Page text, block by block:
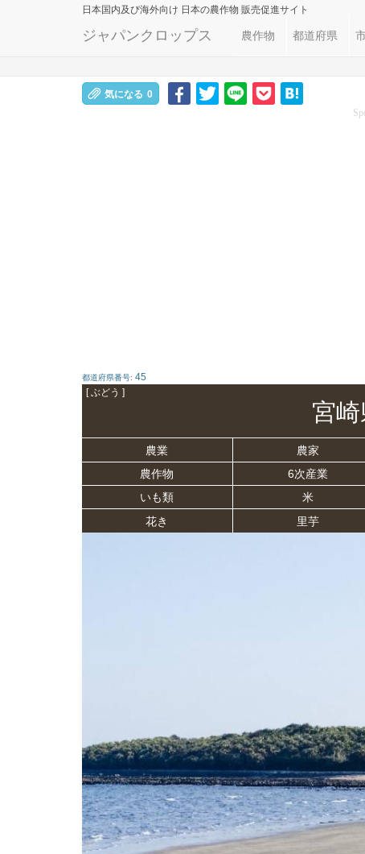
日本国内及び海外向け 日本の農作物 販売促進サイト
ジャパンクロップス 農作物 都道府県
気になる 0
都道府県番号: 45
[ ぶどう ]
宮崎
農業 農家
農作物
6次産業
いも類
米
花き
里芋